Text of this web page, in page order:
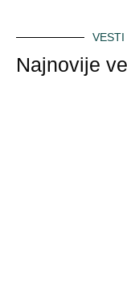
VESTI
Najnovije